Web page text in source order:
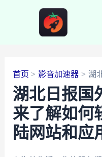
首页 影音加速器 湖
湖北日报国
来了解如何
陆网站和应